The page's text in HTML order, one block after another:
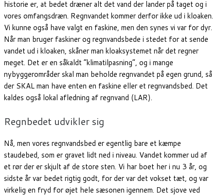
historie er, at bedet dræner alt det vand der lander på taget og i
vores omfangsdræn. Regnvandet kommer derfor ikke ud i kloaken.
Vi kunne også have valgt en faskine, men den synes vi var for dyr.
Når man bruger faskiner og regnvandsbede i stedet for at sende
vandet ud i kloaken, skåner man kloaksystemet når det regner
meget. Det er en såkaldt “klimatilpasning”, og i mange
nybyggerområder skal man beholde regnvandet på egen grund, så
der SKAL man have enten en faskine eller et regnvandsbed. Det
kaldes også lokal afledning af regnvand (LAR).
Regnbedet udvikler sig
Nå, men vores regnvandsbed er egentlig bare et kæmpe
staudebed, som er gravet lidt ned i niveau. Vandet kommer ud af
et rør der er skjult af de store sten. Vi har boet her i nu 3 år, og
sidste år var bedet rigtig godt, for der var det vokset tæt, og var
virkelig en fryd for øjet hele sæsonen igennem. Det sjove ved